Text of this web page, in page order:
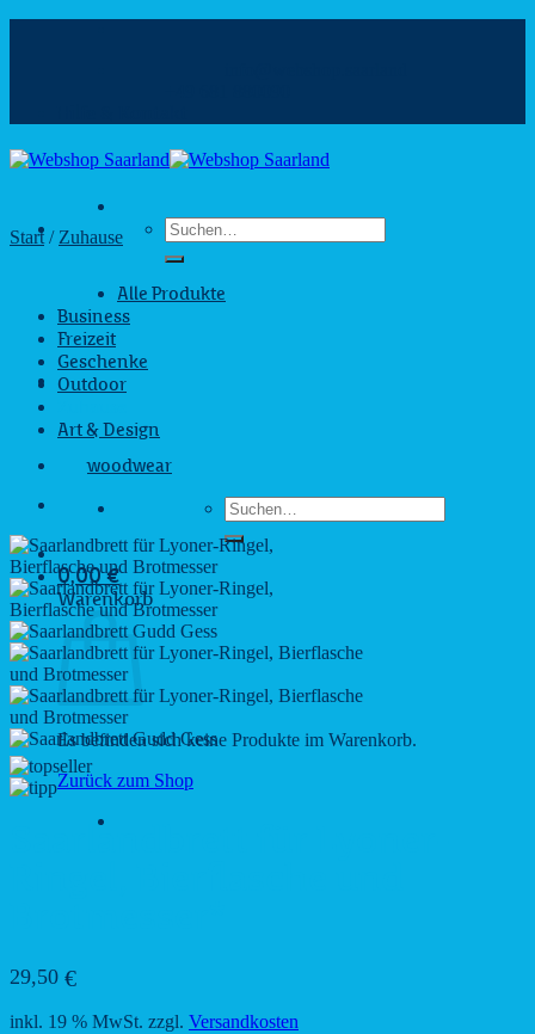
Suchen
nach:
Alle Produkte
Business
Freizeit
Geschenke
Outdoor
Art & Design
woodwear
Suchen
nach:
0,00€
Warenkorb
Es befinden sich keine Produkte im Warenkorb.
Zurück zum Shop
Start / Zuhause
29,50 €
inkl. 19 % MwSt. zzgl. Versandkosten